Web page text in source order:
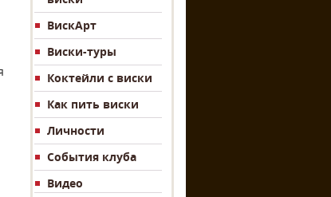
ВискАрт
Виски-туры
Коктейли с виски
Как пить виски
Личности
События клуба
Видео